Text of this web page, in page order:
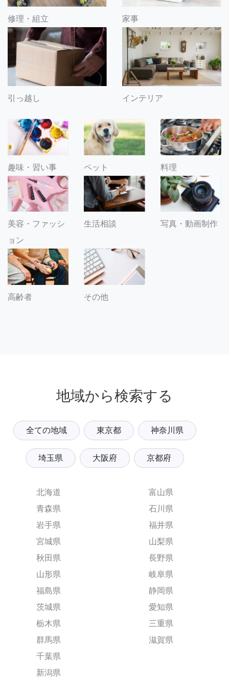
修理・組立 家事
引っ越し インテリア
趣味・習い事 ペット 料理
美容・ファッシ
ョン
生活相談 写真・動画制作
高齢者 その他
地域から検索する
全ての地域 東京都 神奈川県
埼玉県 大阪府 京都府
北海道
青森県
岩手県
宮城県
秋田県
山形県
福島県
茨城県
栃木県
群馬県
千葉県
新潟県
富山県
石川県
福井県
山梨県
長野県
岐阜県
静岡県
愛知県
三重県
滋賀県